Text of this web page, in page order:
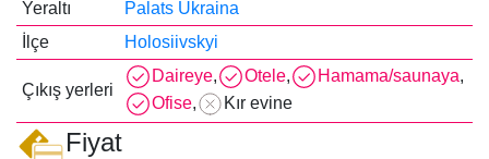
Yeraltı
Palats Ukraina
İlçe
Holosiivskyi
Çıkış yerleri
Daireye, Otele, Hamama/saunaya,
Ofise, Kır evine
Fiyat